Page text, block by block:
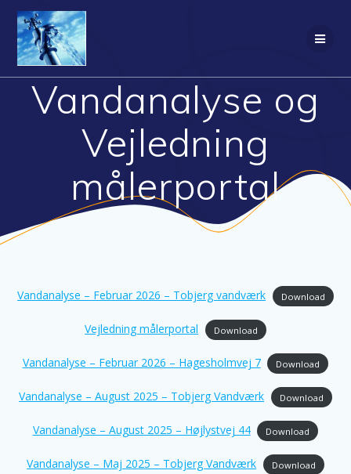
Vandanalyse og
Vejledning
målerportal
Vandanalyse – Februar 2026 – Tobjerg vandværk Download
Vejledning målerportal Download
Vandanalyse – Februar 2026 – Hagesholmvej 7 Download
Vandanalyse – August 2025 – Tobjerg Vandværk Download
Vandanalyse – August 2025 – Højlystvej 44 Download
Vandanalyse – Maj 2025 – Tobjerg Vandværk Download